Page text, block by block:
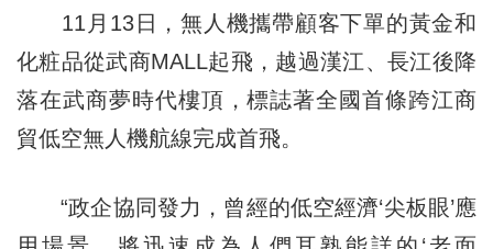
11月13日，無人機攜帶顧客下單的黃金和
化粧品從武商MALL起飛，越過漢江、長江後降
落在武商夢時代樓頂，標誌著全國首條跨江商
貿低空無人機航線完成首飛。
“政企協同發力，曾經的低空經濟‘尖板眼’應